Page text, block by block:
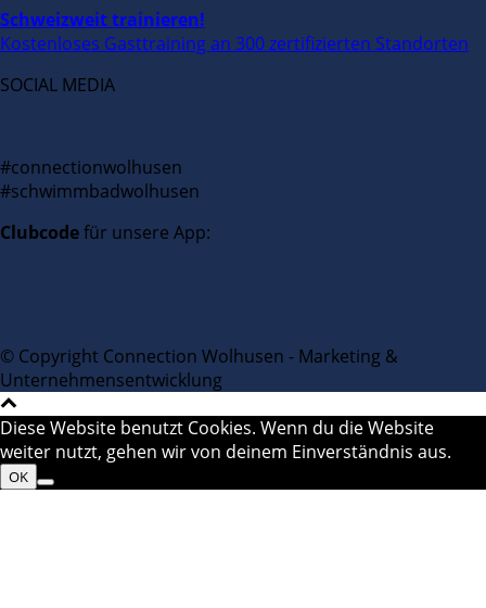
Schweizweit trainieren!
Kostenloses Gasttraining an 300 zertifizierten Standorten
SOCIAL MEDIA
#connectionwolhusen
#schwimmbadwolhusen
Clubcodefür unsere App:
© Copyright Connection Wolhusen - Marketing &
Unternehmensentwicklung
Diese Website benutzt Cookies. Wenn du die Website
weiter nutzt, gehen wir von deinem Einverständnis aus.
OK